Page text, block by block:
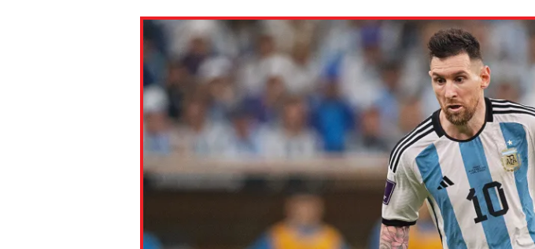
Paste the link into the location in which you share
assignments with students. Examples might include,
but are not limited to Canvas, Schoology and
Edmodo.